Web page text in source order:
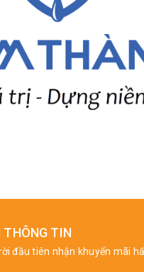
THÔNG TIN
đầu tiên nhận khuyến mãi